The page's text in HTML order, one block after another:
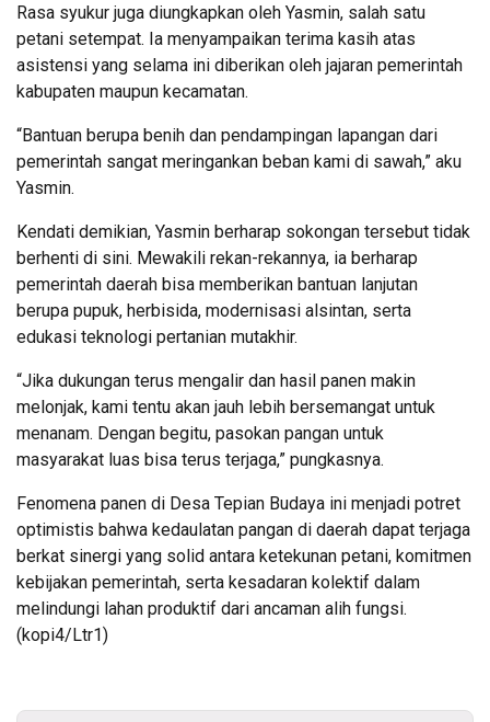
Rasa syukur juga diungkapkan oleh Yasmin, salah satu
petani setempat. Ia menyampaikan terima kasih atas
asistensi yang selama ini diberikan oleh jajaran pemerintah
kabupaten maupun kecamatan.
“Bantuan berupa benih dan pendampingan lapangan dari
pemerintah sangat meringankan beban kami di sawah,” aku
Yasmin.
Kendati demikian, Yasmin berharap sokongan tersebut tidak
berhenti di sini. Mewakili rekan-rekannya, ia berharap
pemerintah daerah bisa memberikan bantuan lanjutan
berupa pupuk, herbisida, modernisasi alsintan, serta
edukasi teknologi pertanian mutakhir.
“Jika dukungan terus mengalir dan hasil panen makin
melonjak, kami tentu akan jauh lebih bersemangat untuk
menanam. Dengan begitu, pasokan pangan untuk
masyarakat luas bisa terus terjaga,” pungkasnya.
Fenomena panen di Desa Tepian Budaya ini menjadi potret
optimistis bahwa kedaulatan pangan di daerah dapat terjaga
berkat sinergi yang solid antara ketekunan petani, komitmen
kebijakan pemerintah, serta kesadaran kolektif dalam
melindungi lahan produktif dari ancaman alih fungsi.
(kopi4/Ltr1)